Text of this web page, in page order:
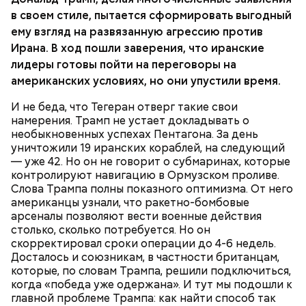
в своем стиле, пытается сформировать выгодный
ему взгляд на развязанную агрессию против
Ирана. В ход пошли заверения, что иранские
лидеры готовы пойти на переговоры на
американских условиях, но они упустили время.
И не беда, что Тегеран отверг такие свои
намерения. Трамп не устает докладывать о
необыкновенных успехах Пентагона. За день
уничтожили 19 иранских кораблей, на следующий
— уже 42. Но он не говорит о субмаринах, которые
контролируют навигацию в Ормузском проливе.
Слова Трампа полны показного оптимизма. От него
американцы узнали, что ракетно-бомбовые
арсеналы позволяют вести военные действия
столько, сколько потребуется. Но он
скорректировал сроки операции до 4-6 недель.
Досталось и союзникам, в частности британцам,
которые, по словам Трампа, решили подключиться,
когда «победа уже одержана». И тут мы подошли к
главной проблеме Трампа: как найти способ так
Трамп заранее объявляет, что победа будет
одержана и операция закончится, когда «Иран не
будет более представлять угрозы».
Мнение колумнистов может не совпадать с точкой
зрения редакции
День «Счастье случается»